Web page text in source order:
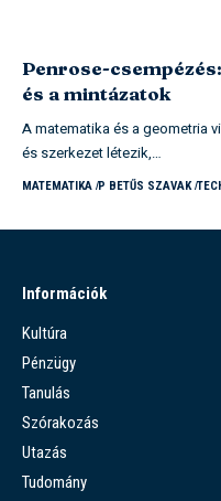
Penrose-
és a mintázatok
A matematika és a geometria
és szerkezet létezik,…
MATEMATIKA P BETŰS SZAVAK
Információk
Kultúra
Pénzügy
Tanulás
Szórakozás
Utazás
Tudomány